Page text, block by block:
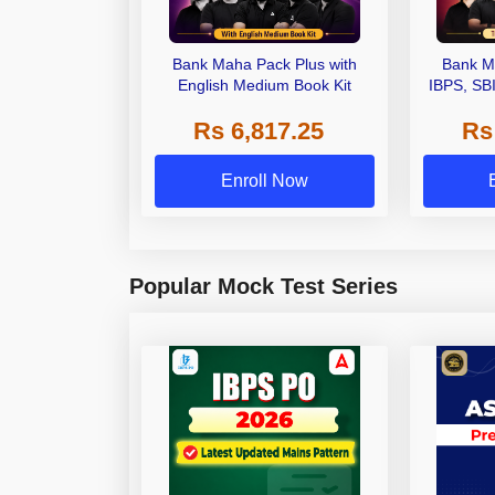
Bank Maha Pack Plus with
English Medium Book Kit
Rs 6,817.25
Enroll Now
Bank
IBPS,
Other
Popular Mock Test Series